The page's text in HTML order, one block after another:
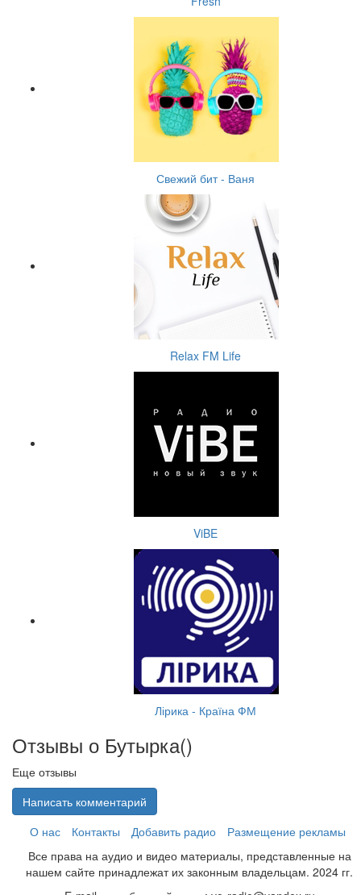
Свежий бит - Ваня
Relax FM Life
ViBE
Лірика - Країна ФМ
Отзывы о Бутырка()
Еще отзывы
Написать комментарий
О нас
Контакты Добавить радио
Размещение рекламы
Все права на аудио и видео материалы, представленные на
нашем сайте принадлежат их законным владельцам. 2024 гг.